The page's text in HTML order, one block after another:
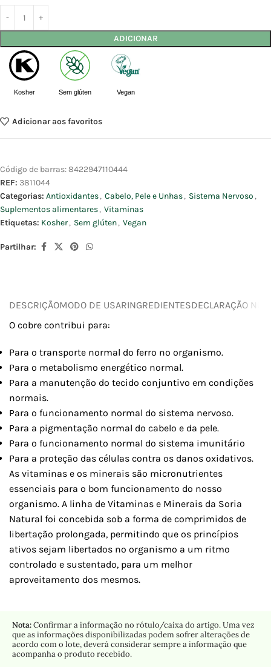
ADICIONAR
Kosher Sem glúten Vegan
Adicionar aos favoritos
Código de barras:8422947110444
REF: 3811044
Categorias: Antioxidantes, Cabelo, Pele e Unhas, Sistema Nervoso ,
Suplementos alimentares, Vitaminas
Etiquetas: Kosher, Sem glúten, Vegan
Partilhar:
DESCRIÇÃOMODO DE USARINGREDIENTESDECLARAÇÃO
O cobre contribui para:
Para o transporte normal do ferro no organismo.
Para o metabolismo energético normal.
Para a manutenção do tecido conjuntivo em condições
normais.
Para o funcionamento normal do sistema nervoso.
Para a pigmentação normal do cabelo e da pele.
Para o funcionamento normal do sistema imunitário
Para a proteção das células contra os danos oxidativos.
As vitaminas e os minerais são micronutrientes
essenciais para o bom funcionamento do nosso
organismo. A linha de Vitaminas e Minerais da Soria
Natural foi concebida sob a forma de comprimidos de
libertação prolongada, permitindo que os princípios
ativos sejam libertados no organismo a um ritmo
controlado e sustentado, para um melhor
aproveitamento dos mesmos.
Nota:Confirmar a informação no rótulo/caixa do artigo. Uma vez
que as informações disponibilizadas podem sofrer alterações de
acordo com o lote, deverá considerar sempre a informação que
acompanha o produto recebido.